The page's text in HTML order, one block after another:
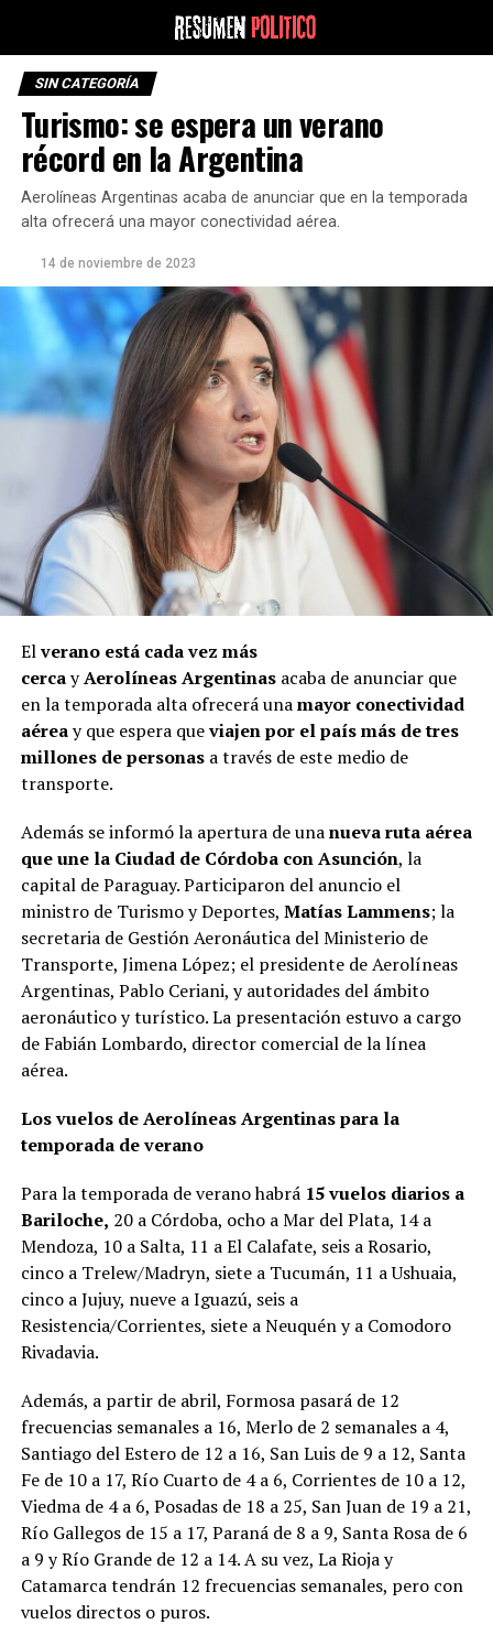
SIN CATEGORÍA
Turismo: se espera un verano
récord en la Argentina
Aerolíneas Argentinas acaba de anunciar que en la temporada
alta ofrecerá una mayor conectividad aérea.
14 de noviembre de 2023
Elverano está cada vez más
cercayAerolíneasArgentinasacaba de anunciar que
en la temporada alta ofrecerá unamayor conectividad
aéreay que espera queviajen por el país más de tres
millones de personasa través de este medio de
transporte.
Además se informó la apertura de unanueva ruta aérea
que une la Ciudad de Córdoba con Asunción, la
capital de Paraguay. Participaron del anuncio el
ministro de Turismo y Deportes, Matías Lammens; la
secretaria de Gestión Aeronáutica del Ministerio de
Transporte, Jimena López; el presidente de Aerolíneas
Argentinas, Pablo Ceriani, y autoridades del ámbito
aeronáutico y turístico. La presentación estuvo a cargo
de Fabián Lombardo, director comercial de la línea
aérea.
Los vuelos de Aerolíneas Argentinas para la
temporada de verano
Para la temporada de verano habrá 15 vuelos diarios a
Bariloche, 20 a Córdoba, ocho a Mar del Plata, 14 a
Mendoza, 10 a Salta, 11 a El Calafate, seis a Rosario,
cinco a Trelew/Madryn, siete a Tucumán, 11 a Ushuaia,
cinco a Jujuy, nueve a Iguazú, seis a
Resistencia/Corrientes, siete a Neuquén y a Comodoro
Rivadavia.
Además, a partir de abril, Formosa pasará de 12
frecuencias semanales a 16, Merlo de 2 semanales a 4,
Santiago del Estero de 12 a 16, San Luis de 9 a 12, Santa
Fe de 10 a 17, Río Cuarto de 4 a 6, Corrientes de 10 a 12,
Viedma de 4 a 6, Posadas de 18 a 25, San Juan de 19 a 21,
Río Gallegos de 15 a 17, Paraná de 8 a 9, Santa Rosa de 6
a 9 y Río Grande de 12 a 14. A su vez, La Rioja y
Catamarca tendrán 12 frecuencias semanales, pero con
vuelos directos o puros.